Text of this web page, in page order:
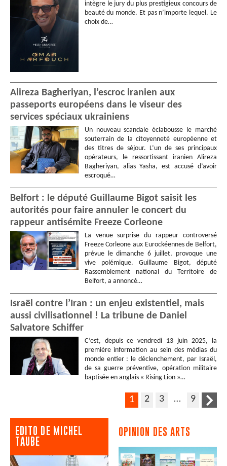
intègre le jury du plus prestigieux concours de
beauté du monde. Et pas n’importe lequel. Le
choix de…
Alireza Bagheriyan, l’escroc iranien aux
passeports européens dans le viseur des
services spéciaux ukrainiens
Un nouveau scandale éclabousse le marché
souterrain de la citoyenneté européenne et
des titres de séjour. L’un de ses principaux
opérateurs, le ressortissant iranien Alireza
Bagheriyan, alias Yasha, est accusé d’avoir
escroqué…
Belfort : le député Guillaume Bigot saisit les
autorités pour faire annuler le concert du
rappeur antisémite Freeze Corleone
La venue surprise du rappeur controversé
Freeze Corleone aux Eurockéennes de Belfort,
prévue le dimanche 6 juillet, provoque une
vive polémique. Guillaume Bigot, député
Rassemblement national du Territoire de
Belfort, a annoncé…
Israël contre l’Iran : un enjeu existentiel, mais
aussi civilisationnel ! La tribune de Daniel
Salvatore Schiffer
C’est, depuis ce vendredi 13 juin 2025, la
première information au sein des médias du
monde entier : le déclenchement, par Israël,
de sa guerre préventive, opération militaire
baptisée en anglais « Rising Lion »…
1 2 3 … 9
EDITO DE MICHEL
TAUBE
OPINION DES ARTS